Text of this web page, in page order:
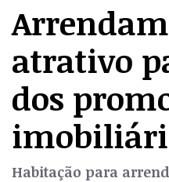
atrativo
dos
Habitação para